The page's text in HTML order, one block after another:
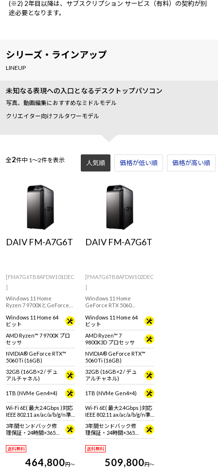
(※2) 2年目以降は、サブスクリプション サービス（有料）の契約が別
途必要となります。
シリーズ・ラインアップ
LINEUP
未知なる表現への入口となるデスクトップパソコン
写真、動画編集におすすめなミドルモデル
クリエイター向けフルタワーモデル
全2件中 1～2件を表示 人気順 価格が低い順 価格が高い順
DAIV FM-A7G6T
[FMA7G6TB8AFDW101DEC
]
Windows 11 Home
Ryzen 7 9700XとGeForce
クリエイター向けデスクト
ップPC
Windows 11 Home 64
ビット
AMD Ryzen™ 7 9700X プロ
セッサ
NVIDIA® GeForce RTX™
5060 Ti (16GB)
32GB (16GB×2 / デュ
アルチャネル)
1TB (NVMe Gen4×4)
Wi-Fi 6E( 最大2.4Gbps )対応
IEEE 802.11 ax/ac/a/b/g/n準
拠 ＋ Bluetooth 5内蔵
3年間センドバック修
理保証・24時間×365
日電話サポート
送料無料
464,800円～
DAIV FM-A7G6T
[FMA7G6TB8AFDW102DEC
]
Windows 11 Home
GeForce RTX 5060
イティブ用途におすすめな
フルタワー型PC
Windows 11 Home 64
ビット
AMD Ryzen™ 7
9800X3D プロセッサ
NVIDIA® GeForce RTX™
5060 Ti (16GB)
32GB (16GB×2 / デュ
アルチャネル)
1TB (NVMe Gen4×4)
Wi-Fi 6E( 最大2.4Gbps )対応
IEEE 802.11 ax/ac/a/b/g/n準
拠 ＋ Bluetooth 5内蔵
3年間センドバック修
理保証・24時間×365
日電話サポート
送料無料
509,800円～